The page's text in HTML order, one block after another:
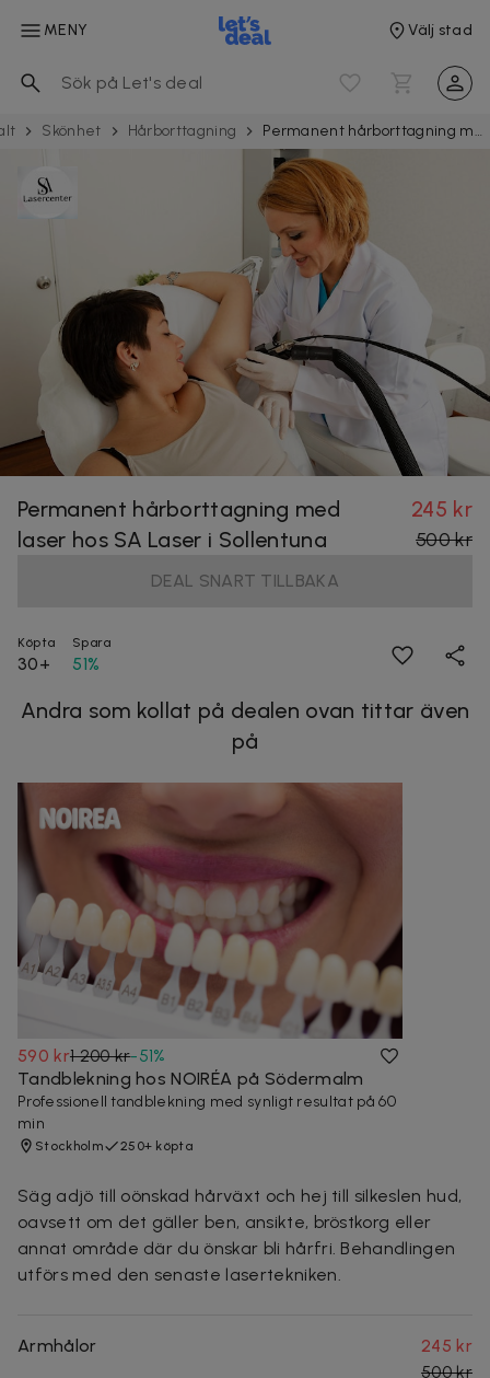
MENY Välj stad
Skönhet Hår­borttag­ning Permanent hårborttagning med laser hos SA Laser i Sollentuna
Permanent hårborttagning med
laser hos SA Laser i Sollentuna
245 kr
500 kr
DEAL SNART TILLBAKA
Köpta
30+
Spara
51%
Andra som kollat på dealen ovan tittar även
på
590 kr1 200 kr-51%
Tandblekning hos NOIRÉA på Södermalm
Professionell tandblekning med synligt resultat på 60
min
Stockholm 250+ köpta
Säg adjö till oönskad hårväxt och hej till silkeslen hud,
oavsett om det gäller ben, ansikte, bröstkorg eller
annat område där du önskar bli hårfri. Behandlingen
utförs med den senaste lasertekniken.
Armhålor
245 kr
500 kr